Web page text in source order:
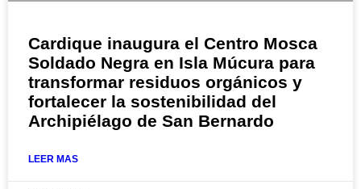
Cardique inaugura el Centro Mosca
Soldado Negra en Isla Múcura para
transformar residuos orgánicos y
fortalecer la sostenibilidad del
Archipiélago de San Bernardo
LEER MAS